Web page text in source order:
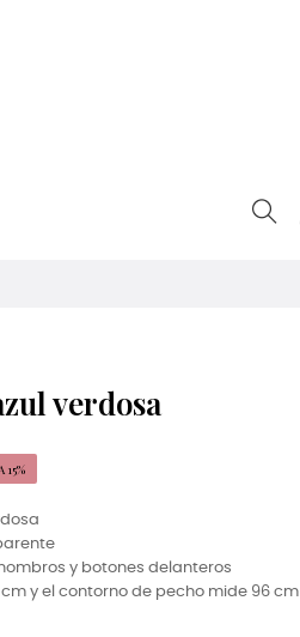
verdosa
15%
y botones delanteros
y el contorno de pecho mide 96 cm